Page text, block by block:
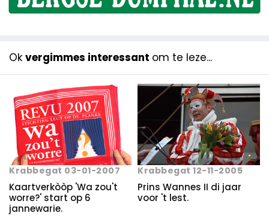
Ok vergimmes interessant om te leze...
Krabbegat 03-01-2007
Kaartverkòòp 'Wa zou't
worre?' start op 6
jannewarie.
Krabbegat 12-11-2005
Prins Wannes II di jaar
voor 't lest.